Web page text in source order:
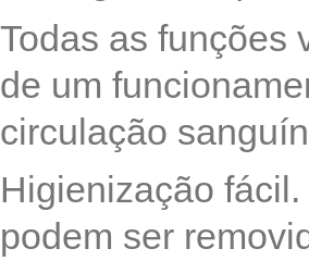
Todas as funções
de um
circulação
Higienização
podem ser